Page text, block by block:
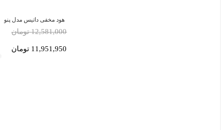
هود مخفی داتیس مدل پنو
12,581,000 تومان
11,951,950 تومان